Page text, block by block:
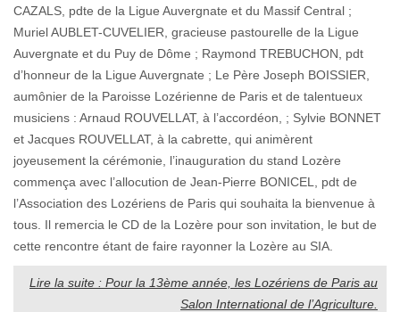
CAZALS, pdte de la Ligue Auvergnate et du Massif Central ;
Muriel AUBLET-CUVELIER, gracieuse pastourelle de la Ligue
Auvergnate et du Puy de Dôme ; Raymond TREBUCHON, pdt
d’honneur de la Ligue Auvergnate ; Le Père Joseph BOISSIER,
aumônier de la Paroisse Lozérienne de Paris et de talentueux
musiciens : Arnaud ROUVELLAT, à l’accordéon, ; Sylvie BONNET
et Jacques ROUVELLAT, à la cabrette, qui animèrent
joyeusement la cérémonie, l’inauguration du stand Lozère
commença avec l’allocution de Jean-Pierre BONICEL, pdt de
l’Association des Lozériens de Paris qui souhaita la bienvenue à
tous. Il remercia le CD de la Lozère pour son invitation, le but de
cette rencontre étant de faire rayonner la Lozère au SIA.
Lire la suite : Pour la 13ème année, les Lozériens de Paris au
Salon International de l’Agriculture.